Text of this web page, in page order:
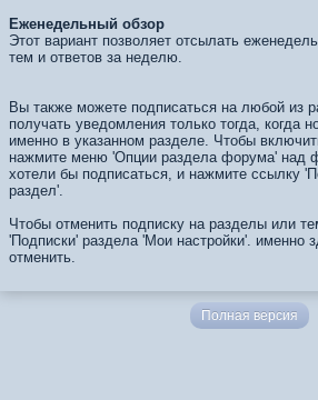
Еженедельный обзор
Этот вариант позволяет отсылать
тем и ответов за неделю.
Вы также можете подписаться на любой из
получать уведомления только тогда, когда
именно в указанном разделе. Чтобы
нажмите меню 'Опции раздела форума' над
хотели бы подписаться, и нажмите ссылку
раздел'.
Чтобы отменить подписку на разделы или
'Подписки' раздела 'Мои настройки'. именно
отменить.
Полная версия